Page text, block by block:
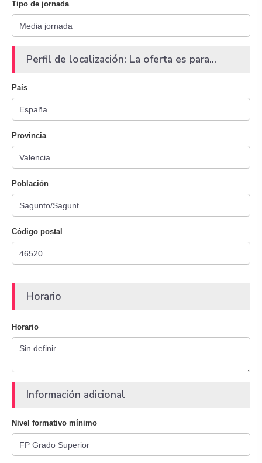
Tipo de jornada
Perfil de localización: La oferta es para...
País
Provincia
Población
Código postal
Horario
Horario
Información adicional
Nivel formativo mínimo